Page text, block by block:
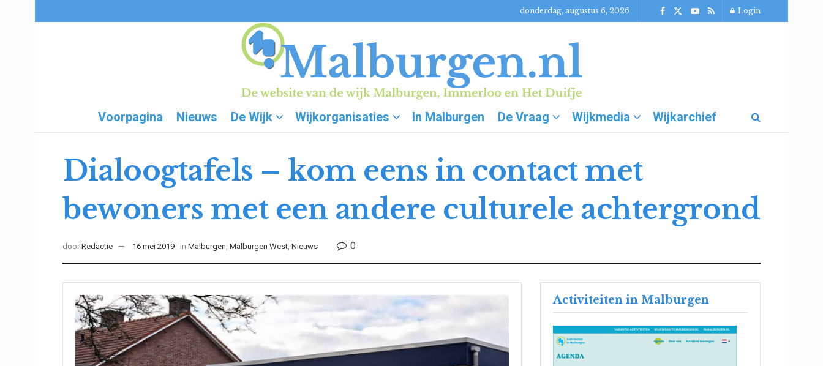
donderdag, augustus 6, 2026 Login
Voorpagina Nieuws De Wijk Wijkorganisaties In Malburgen De Vraag Wijkmedia Wijkarchief
Dialoogtafels – kom eens in contact met
bewoners met een andere culturele achtergrond
door Redactie 16 mei 2019 in Malburgen, Malburgen West, Nieuws 0
Activiteiten in Malburgen